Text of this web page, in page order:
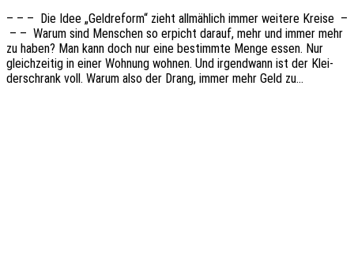
– – – Die Idee „Geld­re­form“ zieht allmäh­lich immer weite­re Kreise –
– – Warum sind Menschen so erpicht darauf, mehr und immer mehr
zu haben? Man kann doch nur eine bestimm­te Menge essen. Nur
gleich­zei­tig in einer Wohnung wohnen. Und irgend­wann ist der Klei­
der­schrank voll. Warum also der Drang, immer mehr Geld zu…